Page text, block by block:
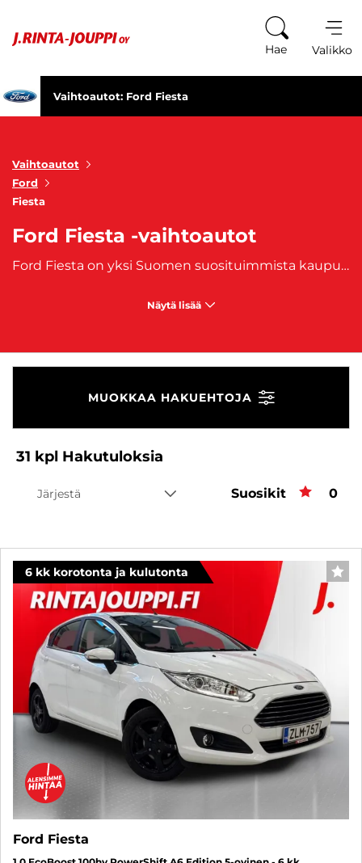
Hae Valikko
Vaihtoautot: Ford Fiesta
Vaihtoautot
Ford
Fiesta
Ford Fiesta -vaihtoautot
Ford Fiesta on yksi Suomen suosituimmista kaupunkiautoista, eikä syyttä. Se yhdistää ketterän ajettavuuden, edullisen kulutuksen ja iloisen, pirteän luonteen. Vuodesta 1976 lähtien valmistettu pikkuauto on yksi suosituimmista pienistä henkilöautoista. Tilava ja luotettava Ford Fiesta auto takaa matkasi sujuvan etenemisen, sekä turvallisuuden. Ford Fiesta -vaihtoautojen valikoimastamme löydät laadukkaat yksilöt, jotka sopivat niin ensiautoksi, työmatkoille kuin koko perheen arkeen.
Näytä lisää
MUOKKAA HAKUEHTOJA
31 kpl Hakutuloksia
Järjestä Suosikit 0
6 kk korotonta ja kulutonta
Ford Fiesta